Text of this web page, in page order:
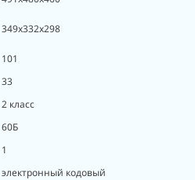
349x332x298
101
33
2 класс
60Б
1
электронный кодовый